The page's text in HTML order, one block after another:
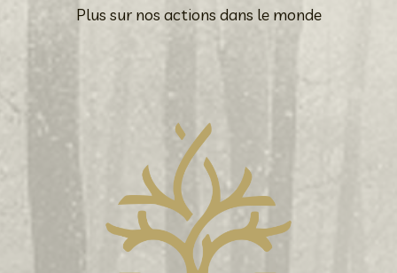
Plus sur nos actions dans le monde